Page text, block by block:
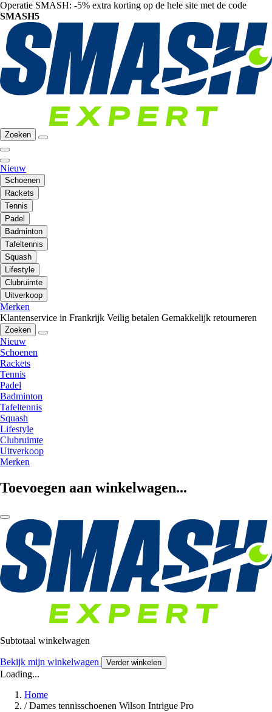
Operatie SMASH: -5% extra korting op de hele site met de code
SMASH5
Zoeken
Nieuw
Schoenen
Rackets
Tennis
Padel
Badminton
Tafeltennis
Squash
Lifestyle
Clubruimte
Uitverkoop
Merken
Klantenservice in Frankrijk Veilig betalen Gemakkelijk retourneren
Zoeken
Nieuw
Schoenen
Rackets
Tennis
Padel
Badminton
Tafeltennis
Squash
Lifestyle
Clubruimte
Uitverkoop
Merken
Toevoegen aan winkelwagen...
Subtotaal winkelwagen
Bekijk mijn winkelwagen Verder winkelen
Loading...
Home
/ Dames tennisschoenen Wilson Intrigue Pro